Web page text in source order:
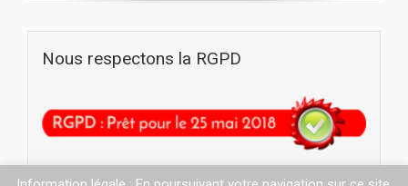
Nous respectons la RGPD